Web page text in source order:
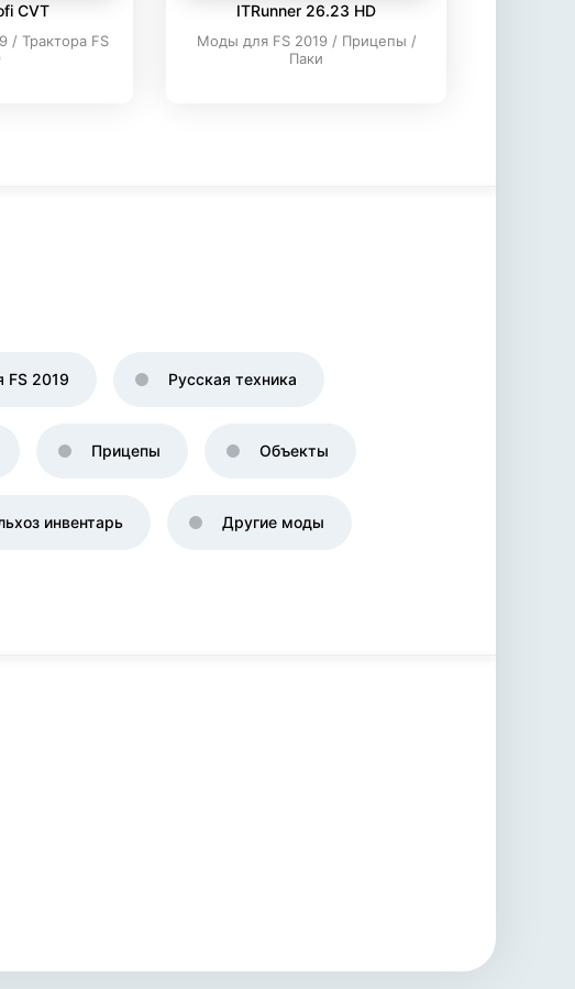
CVT
/ Трактора FS
ITRunner 26.23 HD
Моды для FS 2019 / Прицепы /
Паки
FS 2019 Русская техника
Прицепы Объекты
инвентарь Другие моды